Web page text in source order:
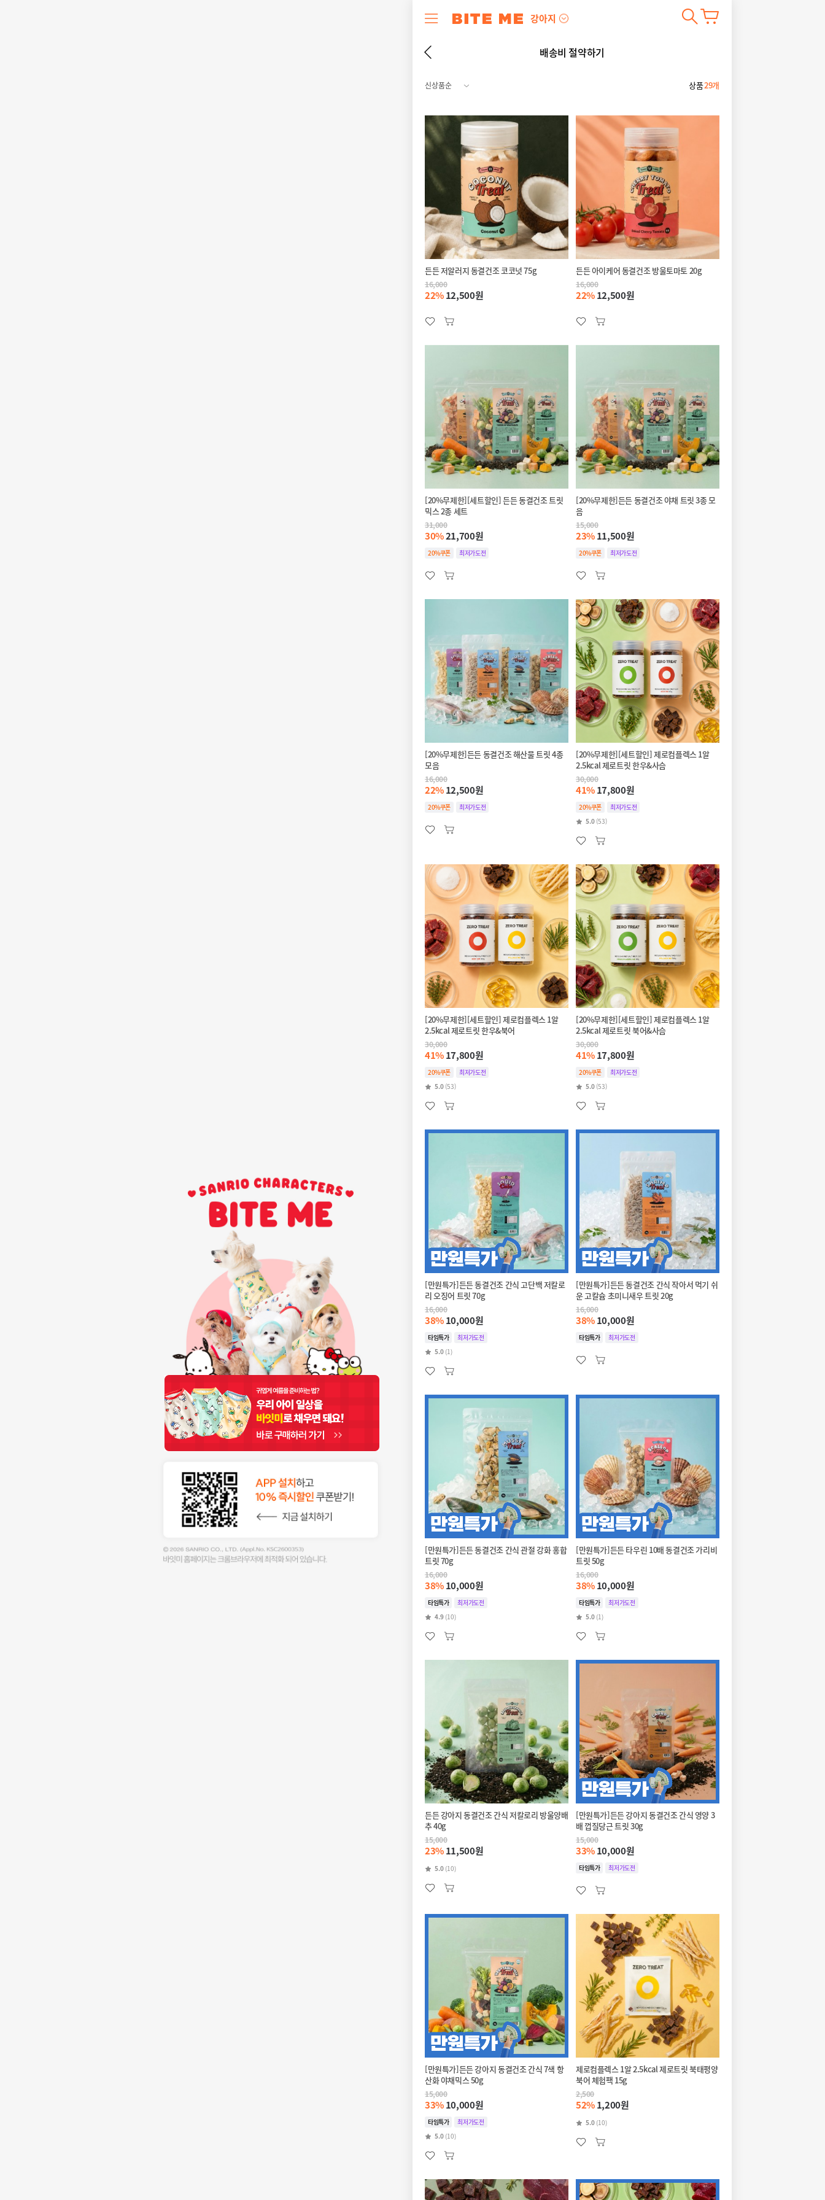
강아지
배송비 절약하기
상품29개
든든 저알러지 동결건조 코코넛 75g
16,000
22%12,500원
든든 아이케어 동결건조 방울토마토 20g
16,000
22%12,500원
[20%무제한][세트할인] 든든 동결건조 트릿
믹스 2종 세트
31,000
30%21,700원
20%쿠폰 최저가도전
[20%무제한]든든 동결건조 야채 트릿 3종 모
음
15,000
23%11,500원
20%쿠폰 최저가도전
[20%무제한]든든 동결건조 해산물 트릿 4종
모음
16,000
22%12,500원
20%쿠폰 최저가도전
[20%무제한][세트할인] 제로컴플렉스 1알
2.5kcal 제로트릿 한우&사슴
30,000
41%17,800원
20%쿠폰
최저가도전
5.0 (53)
[20%무제한][세트할인] 제로컴플렉스 1알
2.5kcal 제로트릿 한우&북어
30,000
41%17,800원
20%쿠폰
최저가도전
5.0 (53)
[20%무제한][세트할인] 제로컴플렉스 1알
2.5kcal 제로트릿 북어&사슴
30,000
41%17,800원
20%쿠폰
최저가도전
5.0 (53)
[만원특가]든든 동결건조 간식 고단백 저칼로
리 오징어 트릿 70g
16,000
38%10,000원
타임특가
최저가도전
5.0 (1)
[만원특가]든든 동결건조 간식 작아서 먹기 쉬
운 고칼슘 초미니새우 트릿 20g
16,000
38%10,000원
타임특가 최저가도전
[만원특가]든든 동결건조 간식 관절 강화 홍합
트릿 70g
16,000
38%10,000원
타임특가
최저가도전
4.9 (10)
[만원특가]든든 타우린 10배 동결건조 가리비
트릿 50g
16,000
38%10,000원
타임특가
최저가도전
5.0 (1)
든든 강아지 동결건조 간식 저칼로리 방울양배
추 40g
15,000
23%11,500원
5.0 (10)
[만원특가]든든 강아지 동결건조 간식 영양 3
배 껍질당근 트릿 30g
15,000
33%10,000원
타임특가 최저가도전
[만원특가]든든 강아지 동결건조 간식 7색 항
산화 야채믹스 50g
15,000
33%10,000원
타임특가
최저가도전
5.0 (10)
제로컴플렉스 1알 2.5kcal 제로트릿 북태평양
북어 체험팩 15g
2,500
52%1,200원
5.0 (10)